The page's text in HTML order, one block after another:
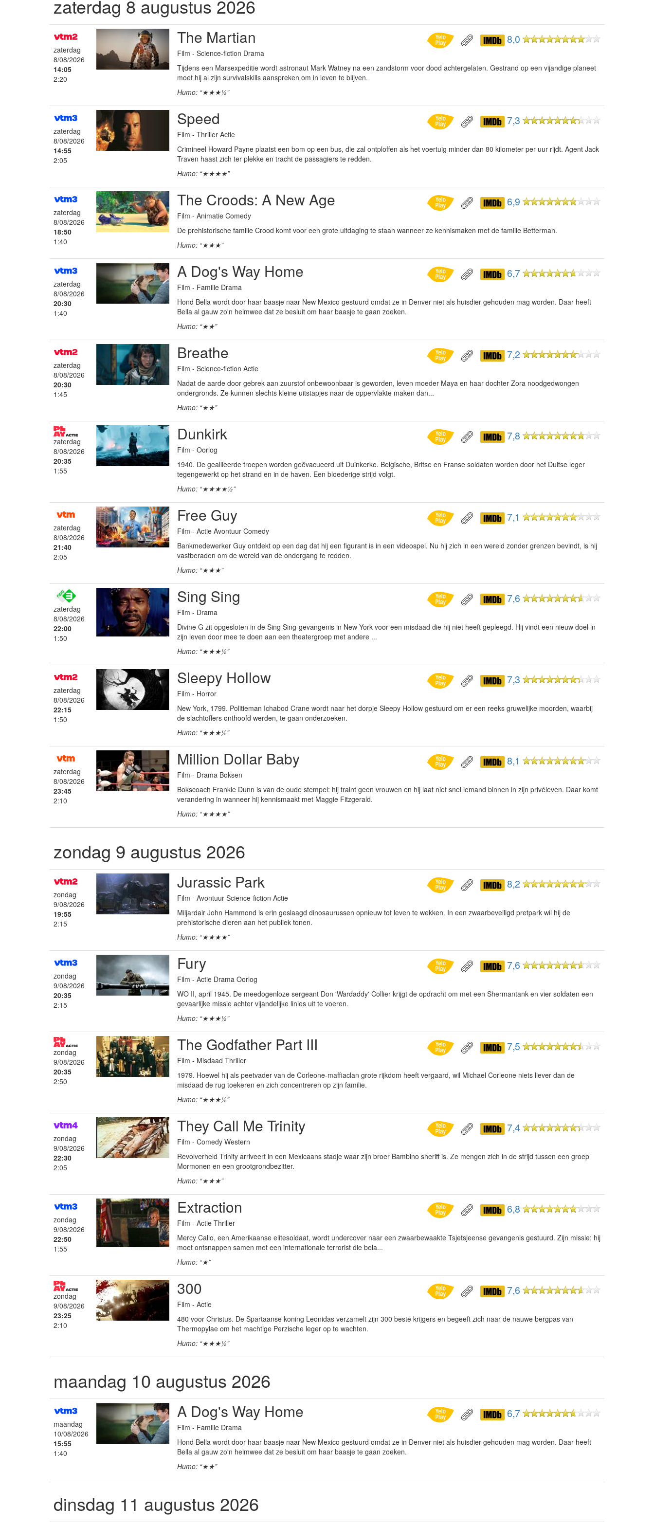
zaterdag 8 augustus 2026
zaterdag
8/08/2026
14:05
2:20
The Martian 8,0
Film - Science-fiction Drama
Tijdens een Marsexpeditie wordt astronaut Mark Watney na een zandstorm voor dood achtergelaten. Gestrand op een vijandige planeet
moet hij al zijn survivalskills aanspreken om in leven te blijven.
Humo: “★★★½”
zaterdag
8/08/2026
14:55
2:05
Speed 7,3
Film - Thriller Actie
Crimineel Howard Payne plaatst een bom op een bus, die zal ontploffen als het voertuig minder dan 80 kilometer per uur rijdt. Agent Jack
Traven haast zich ter plekke en tracht de passagiers te redden.
Humo: “★★★★”
zaterdag
8/08/2026
18:50
1:40
The Croods: A New Age 6,9
Film - Animatie Comedy
De prehistorische familie Crood komt voor een grote uitdaging te staan wanneer ze kennismaken met de familie Betterman.
Humo: “★★★”
zaterdag
8/08/2026
20:30
1:40
A Dog's Way Home 6,7
Film - Familie Drama
Hond Bella wordt door haar baasje naar New Mexico gestuurd omdat ze in Denver niet als huisdier gehouden mag worden. Daar heeft
Bella al gauw zo'n heimwee dat ze besluit om haar baasje te gaan zoeken.
Humo: “★★”
zaterdag
8/08/2026
20:30
1:45
Breathe 7,2
Film - Science-fiction Actie
Nadat de aarde door gebrek aan zuurstof onbewoonbaar is geworden, leven moeder Maya en haar dochter Zora noodgedwongen
ondergronds. Ze kunnen slechts kleine uitstapjes naar de oppervlakte maken dan...
Humo: “★★”
zaterdag
8/08/2026
20:35
1:55
Dunkirk 7,8
Film - Oorlog
1940. De geallieerde troepen worden geëvacueerd uit Duinkerke. Belgische, Britse en Franse soldaten worden door het Duitse leger
tegengewerkt op het strand en in de haven. Een bloederige strijd volgt.
Humo: “★★★★½”
zaterdag
8/08/2026
21:40
2:05
Free Guy 7,1
Film - Actie Avontuur Comedy
Bankmedewerker Guy ontdekt op een dag dat hij een figurant is in een videospel. Nu hij zich in een wereld zonder grenzen bevindt, is hij
vastberaden om de wereld van de ondergang te redden.
Humo: “★★★”
zaterdag
8/08/2026
22:00
1:50
Sing Sing 7,6
Film - Drama
Divine G zit opgesloten in de Sing Sing-gevangenis in New York voor een misdaad die hij niet heeft gepleegd. Hij vindt een nieuw doel in
zijn leven door mee te doen aan een theatergroep met andere ...
Humo: “★★★½”
zaterdag
8/08/2026
22:15
1:50
Sleepy Hollow 7,3
Film - Horror
New York, 1799. Politieman Ichabod Crane wordt naar het dorpje Sleepy Hollow gestuurd om er een reeks gruwelijke moorden, waarbij
de slachtoffers onthoofd werden, te gaan onderzoeken.
Humo: “★★★½”
zaterdag
8/08/2026
23:45
2:10
Million Dollar Baby 8,1
Film - Drama Boksen
Bokscoach Frankie Dunn is van de oude stempel: hij traint geen vrouwen en hij laat niet snel iemand binnen in zijn privéleven. Daar komt
verandering in wanneer hij kennismaakt met Maggie Fitzgerald.
Humo: “★★★★”
zondag 9 augustus 2026
zondag
9/08/2026
19:55
2:15
Jurassic Park 8,2
Film - Avontuur Science-fiction Actie
Miljardair John Hammond is erin geslaagd dinosaurussen opnieuw tot leven te wekken. In een zwaarbeveiligd pretpark wil hij de
prehistorische dieren aan het publiek tonen.
Humo: “★★★★”
zondag
9/08/2026
20:35
2:15
Fury 7,6
Film - Actie Drama Oorlog
WO II, april 1945. De meedogenloze sergeant Don 'Wardaddy' Collier krijgt de opdracht om met een Shermantank en vier soldaten een
gevaarlijke missie achter vijandelijke linies uit te voeren.
Humo: “★★★½”
zondag
9/08/2026
20:35
2:50
The Godfather Part III 7,5
Film - Misdaad Thriller
1979. Hoewel hij als peetvader van de Corleone-maffiaclan grote rijkdom heeft vergaard, wil Michael Corleone niets liever dan de
misdaad de rug toekeren en zich concentreren op zijn familie.
Humo: “★★★½”
zondag
9/08/2026
22:30
2:05
They Call Me Trinity 7,4
Film - Comedy Western
Revolverheld Trinity arriveert in een Mexicaans stadje waar zijn broer Bambino sheriff is. Ze mengen zich in de strijd tussen een groep
Mormonen en een grootgrondbezitter.
Humo: “★★★”
zondag
9/08/2026
22:50
1:55
Extraction 6,8
Film - Actie Thriller
Mercy Callo, een Amerikaanse elitesoldaat, wordt undercover naar een zwaarbewaakte Tsjetsjeense gevangenis gestuurd. Zijn missie: hij
moet ontsnappen samen met een internationale terrorist die bela...
Humo: “★”
zondag
9/08/2026
23:25
2:10
300 7,6
Film - Actie
480 voor Christus. De Spartaanse koning Leonidas verzamelt zijn 300 beste krijgers en begeeft zich naar de nauwe bergpas van
Thermopylae om het machtige Perzische leger op te wachten.
Humo: “★★★½”
maandag 10 augustus 2026
maandag
10/08/2026
15:55
1:40
A Dog's Way Home 6,7
Film - Familie Drama
Hond Bella wordt door haar baasje naar New Mexico gestuurd omdat ze in Denver niet als huisdier gehouden mag worden. Daar heeft
Bella al gauw zo'n heimwee dat ze besluit om haar baasje te gaan zoeken.
Humo: “★★”
dinsdag 11 augustus 2026